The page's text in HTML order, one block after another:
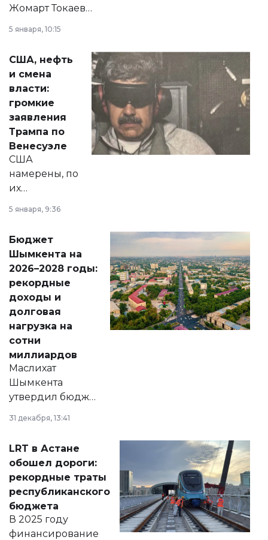
Жомарт Токаев
сразу несколько
актуальных тем —
от слухов о
политических
реформах до
вопросов армии,
экономики и
личного здоровья.
5 января, 10:15
США, нефть
и смена
власти:
громкие
заявления
Трампа по
Венесуэле
США
намерены, по
их
принести
народу
Венесуэлы.
5 января, 9:36
Бюджет
Шымкента на
2026–2028 годы:
рекордные
доходы и
долговая
нагрузка на
сотни
миллиардов
Маслихат
Шымкента
утвердил бюджет
города на 2026–
2028 годы.
документ
появился в базе
нормативных
правовых актов и
на сайте маслихат
города.
31 декабря, 13:41
LRT в Астане
обошел дороги:
рекордные траты
республиканского
бюджета
В 2025 году
финансирование